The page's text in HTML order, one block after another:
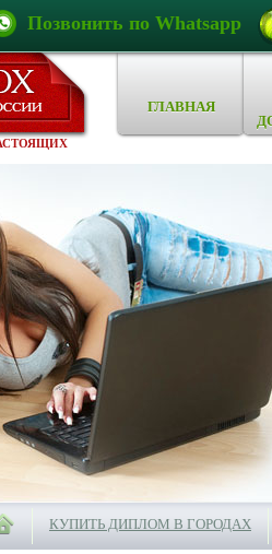
Позвонить по Whatsapp
ГЛАВНАЯ
КУПИТЬ ДИПЛОМ В ГОРОДАХ